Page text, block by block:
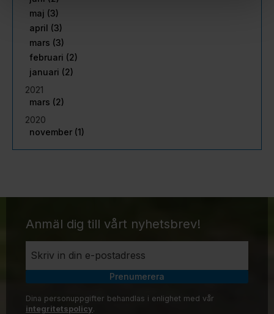
maj (3)
april (3)
mars (3)
februari (2)
januari (2)
2021
mars (2)
2020
november (1)
Anmäl dig till vårt nyhetsbrev!
Prenumerera
Dina personuppgifter behandlas i enlighet med vår
integritetspolicy.